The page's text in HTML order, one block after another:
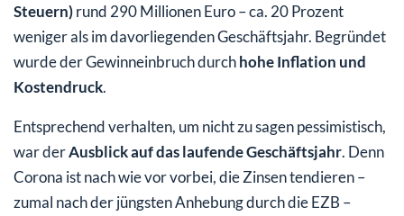
Steuern)rund 290 Millionen Euro – ca. 20 Prozent
weniger als im davorliegenden Geschäftsjahr. Begründet
wurde der Gewinneinbruch durchhohe Inflation und
Kostendruck.
Entsprechend verhalten, um nicht zu sagen pessimistisch,
war derAusblick auf das laufende Geschäftsjahr. Denn
Corona ist nach wie vor vorbei, die Zinsen tendieren –
zumal nach der jüngsten Anhebung durch die EZB –